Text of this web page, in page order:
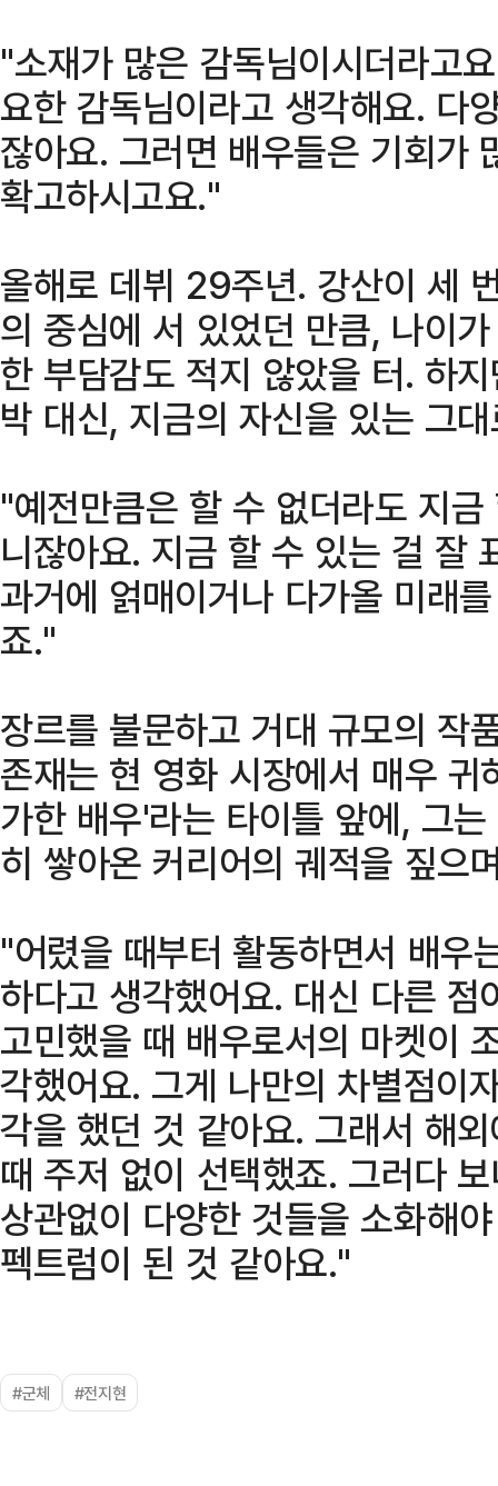
"소재가 많은 감독님이시더라고
요한 감독님이라고 생각해요. 다
잖아요. 그러면 배우들은 기회가
확고하시고요."
올해로 데뷔 29주년. 강산이 세
의 중심에 서 있었던 만큼, 나이
한 부담감도 적지 않았을 터. 하
박 대신, 지금의 자신을 있는 그
"예전만큼은 할 수 없더라도 지
니잖아요. 지금 할 수 있는 걸 잘
과거에 얽매이거나 다가올 미래
죠."
장르를 불문하고 거대 규모의 작
존재는 현 영화 시장에서 매우
가한 배우'라는 타이틀 앞에, 그
히 쌓아온 커리어의 궤적을 짚으
"어렸을 때부터 활동하면서 배우
하다고 생각했어요. 대신 다른
고민했을 때 배우로서의 마켓이
각했어요. 그게 나만의 차별점이
각을 했던 것 같아요. 그래서 해
때 주저 없이 선택했죠. 그러다
상관없이 다양한 것들을 소화해
펙트럼이 된 것 같아요."
#군체 #전지현